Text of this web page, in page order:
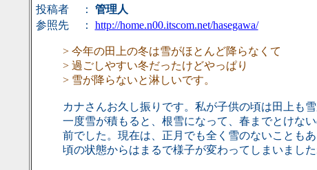
投稿者
： 管理人
参照先
： http://home.n00.itscom.net/hasegawa/
> 今年の田上の冬は雪がほとんど降らなくて
> 過ごしやすい冬だったけどやっぱり
> 雪が降らないと淋しいです。
カナさんお久し振りです。私が子供の頃は田上も雪
一度雪が積もると、根雪になって、春までとけな
前でした。現在は、正月でも全く雪のないことも
頃の状態からはまるで様子が変わってしまいました